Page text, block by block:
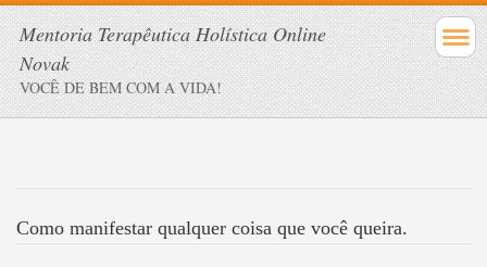
Mentoria Terapêutica Holística Online
Novak
VOCÊ DE BEM COM A VIDA!
Como manifestar qualquer coisa que você queira.